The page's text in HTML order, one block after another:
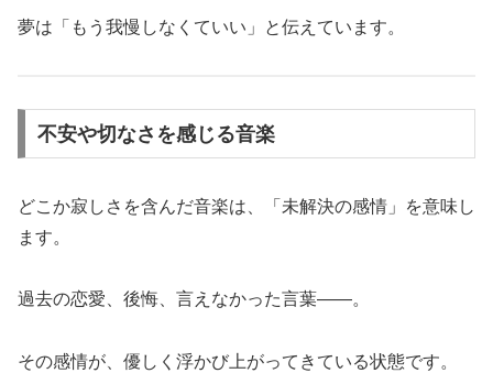
夢は「もう我慢しなくていい」と伝えています。
不安や切なさを感じる音楽
どこか寂しさを含んだ音楽は、「未解決の感情」を意味し
ます。
過去の恋愛、後悔、言えなかった言葉――。
その感情が、優しく浮かび上がってきている状態です。